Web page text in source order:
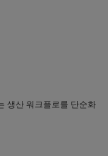
생산 워크플로를 단순화